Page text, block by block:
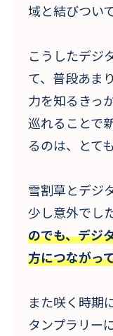
域と結びつい
こうしたデジ
て、普段あま
力を知るきっ
巡れることで
るのは、とて
雪割草とデジ
少し意外でした
のでも、デジ
方につながっ
また咲く時期
タンプラリー